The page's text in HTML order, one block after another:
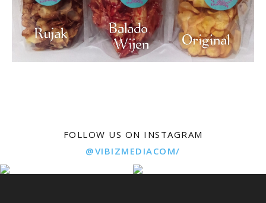
FOLLOW US ON INSTAGRAM
@VIBIZMEDIACOM/